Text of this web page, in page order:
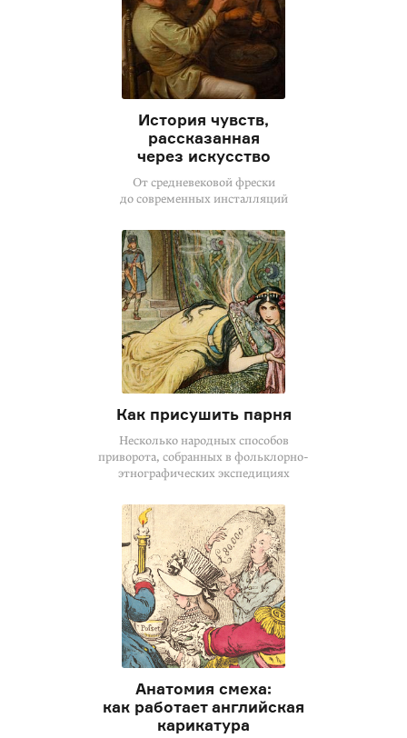
История чувств,
рассказанная
через искусство
От средневековой фрески
до современных инсталляций
Как присушить парня
Несколько народных способов
приворота, собранных в фольклорно-
этнографических экспедициях
Анатомия смеха:
как работает английская
карикатура